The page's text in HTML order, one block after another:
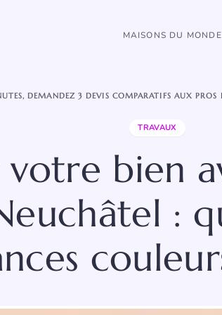
MAISONS DU MONDE
DEMANDEZ 3 DEVIS COMPARATIFS AUX
TRAVAUX
votre bien
: